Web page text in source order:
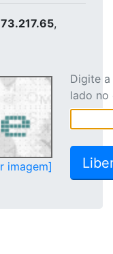
,
imagem]
Digite
lado no